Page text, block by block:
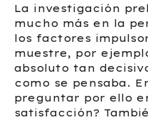
La investigación
mucho más en la
los factores
muestre, por
absoluto tan
como se pensaba.
preguntar por ello
satisfacción?